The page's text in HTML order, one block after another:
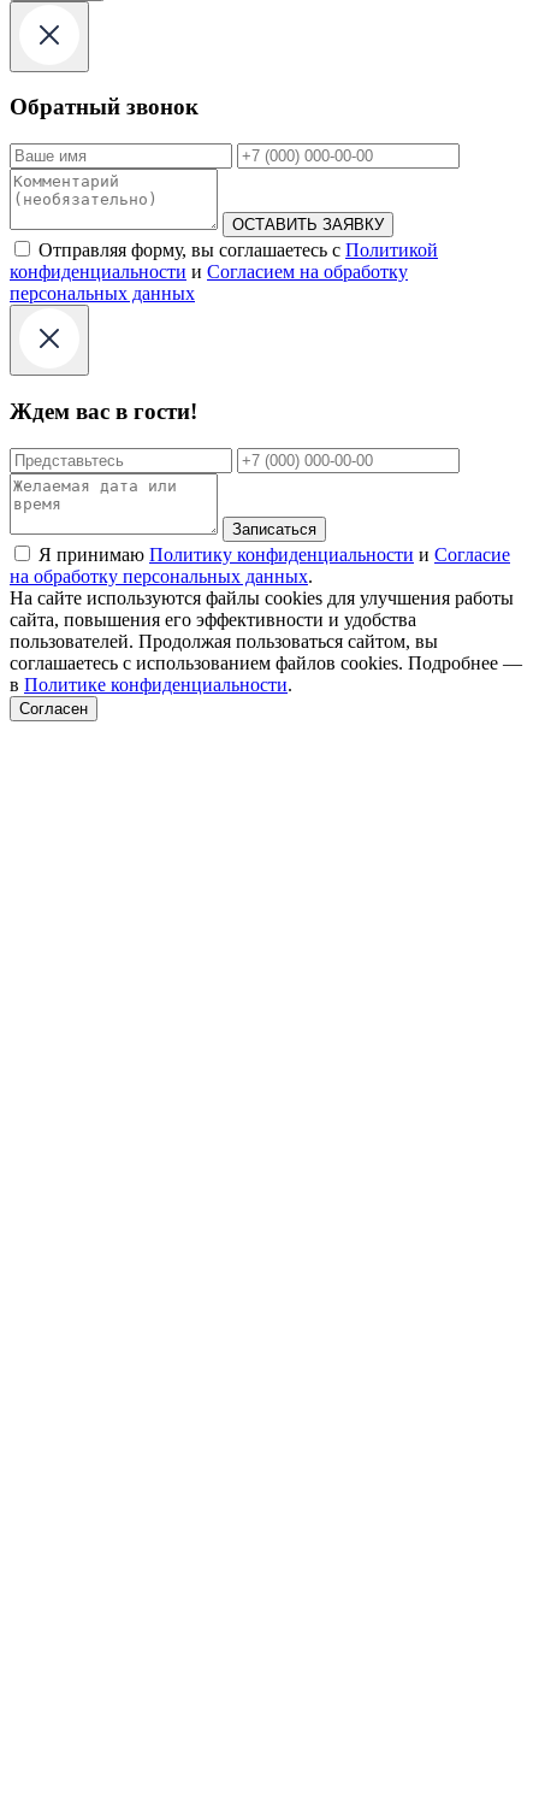
Обратный звонок
ОСТАВИТЬ ЗАЯВКУ
Отправляя форму, вы соглашаетесь с Политикой
конфиденциальности и Согласием на обработку
персональных данных
Ждем вас в гости!
Записаться
Я принимаю Политику конфиденциальности и Согласие
на обработку персональных данных.
На сайте используются файлы cookies для улучшения работы
сайта, повышения его эффективности и удобства
пользователей. Продолжая пользоваться сайтом, вы
соглашаетесь с использованием файлов cookies. Подробнее —
в Политике конфиденциальности.
Согласен